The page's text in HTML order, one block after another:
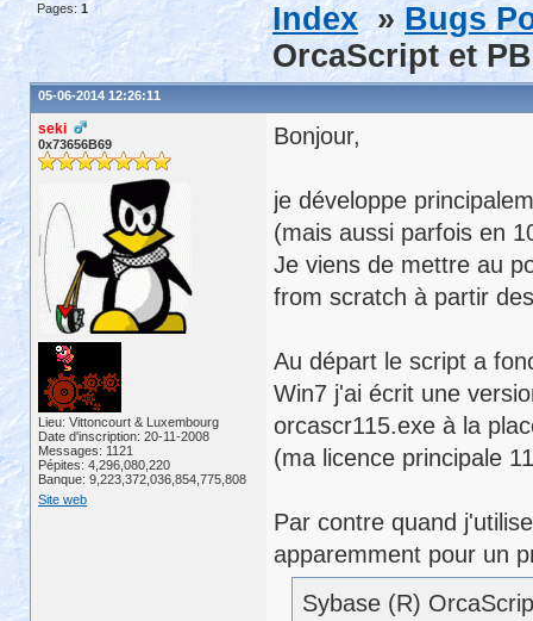
Pages: 1 Index »Bugs
OrcaScript et
05-06-2014 12:26:11
seki
0x73656B69
Lieu: Vittoncourt & Luxembourg
Date d'inscription: 20-11-2008
Messages: 1121
Pépites: 4,296,080,220
Banque: 9,223,372,036,854,775,808
Site web
Bonjour,
je développe
(mais aussi parfois en
Je viens de mettre au
from scratch à partir
Au départ le script a
Win7 j'ai écrit une
orcascr115.exe à la
(ma licence principale
Par contre quand
apparemment pour un
Sybase (R)